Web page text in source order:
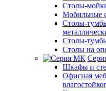
Столы-
Мобильные
Столы-
Столы-
Столы на
Шкафы и
Офисная